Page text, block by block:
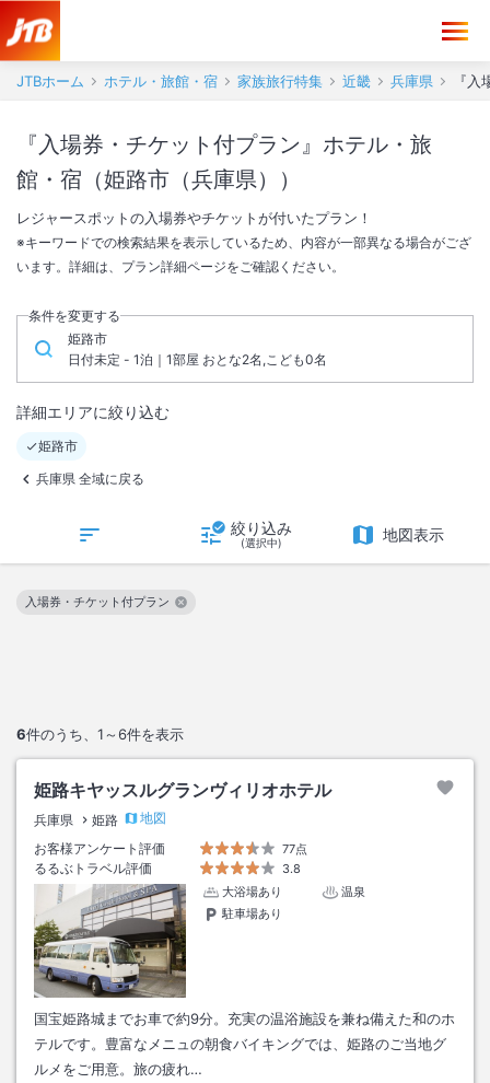
JTBホーム ホテル・旅館・宿 家族旅行特集 近畿 兵庫県 『
『入場券・チケット付プラン』ホテル・旅
館・宿（姫路市（兵庫県））
レジャースポットの入場券やチケットが付いたプラン！
※キーワードでの検索結果を表示しているため、内容が一部異なる場合がござ
います。詳細は、プラン詳細ページをご確認ください。
条件を変更する
姫路市
日付未定 - 1泊｜1部屋 おとな2名,こども0名
詳細エリアに絞り込む
姫路市
兵庫県 全域に戻る
絞り込み
(選択中) 地図表示
6件のうち、 1～6件を表示
入場券・チケット付プラン
この絞り込み条件を解除
姫路キヤッスルグランヴィリオホテル
兵庫県 姫路
地図
お客様アンケート評価
77点
るるぶトラベル評価
3.8
大浴場あり
温泉
駐車場あり
国宝姫路城までお車で約9分。充実の温浴施設を兼ね備えた和のホ
テルです。豊富なメニュの朝食バイキングでは、姫路のご当地グ
ルメをご用意。旅の疲れ…